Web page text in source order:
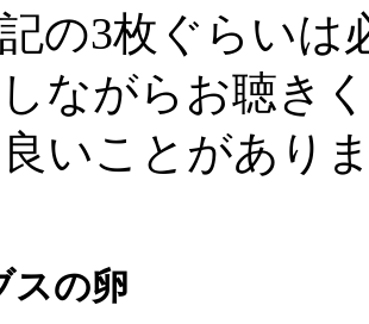
の3枚ぐらいは
ながらお聴き
いことがあり
スの卵